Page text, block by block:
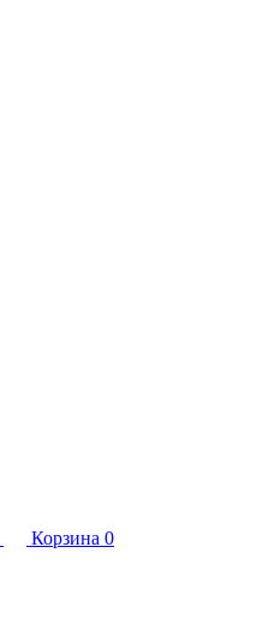
Корзина 0